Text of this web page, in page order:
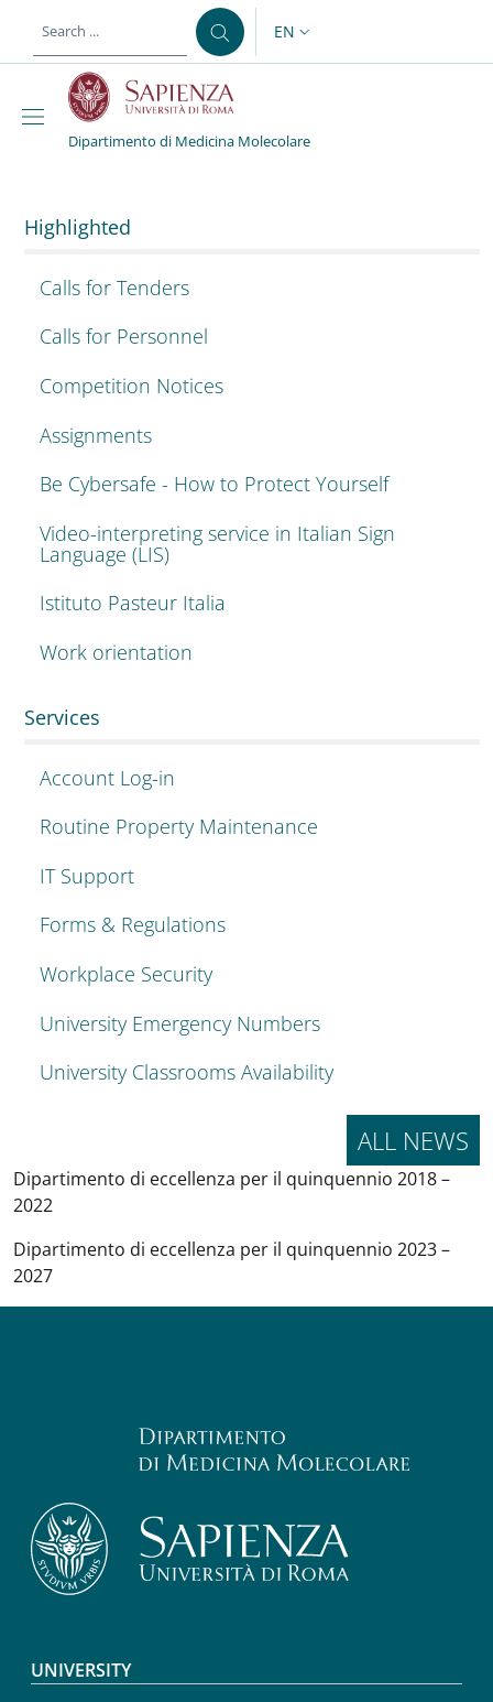
LANGUAGE SWITCHER:
EN
Dipartimento di Medicina Molecolare
Highlighted
Calls for Tenders
Calls for Personnel
Competition Notices
Assignments
Be Cybersafe - How to Protect Yourself
Video-interpreting service in Italian Sign
Language (LIS)
Istituto Pasteur Italia
Work orientation
Services
Account Log-in
Routine Property Maintenance
IT Support
Forms & Regulations
Workplace Security
University Emergency Numbers
University Classrooms Availability
ALL NEWS
Dipartimento di eccellenza per il quinquennio 2018 –
2022
Dipartimento di eccellenza per il quinquennio 2023 –
2027
Footer menu
UNIVERSITY